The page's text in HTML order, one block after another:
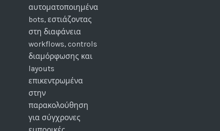
αυτοματοποιημένα
bots, εστιάζοντας
στη διαφάνεια
workflows, controls
διαμόρφωσης και
layouts
επικεντρωμένα
στην
παρακολούθηση
για σύγχρονες